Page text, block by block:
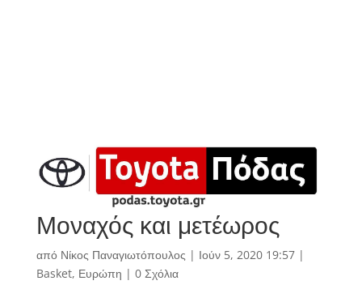
Μοναχός και μετέωρος
από Νίκος Παναγιωτόπουλος | Ιούν 5, 2020 19:57|
Basket, Ευρώπη | 0 Σχόλια